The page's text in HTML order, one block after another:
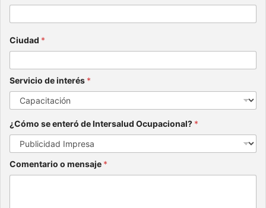
Ciudad *
Servicio de interés *
¿Cómo se enteró de Intersalud Ocupacional? *
Comentario o mensaje *